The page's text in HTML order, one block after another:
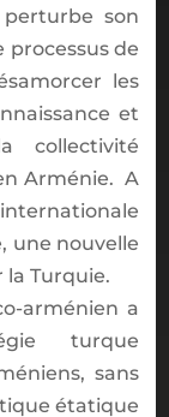
son
processus de
les
et
collectivité
Arménie. A
une nouvelle
Turquie.
arménien a
turque
sans
étatique